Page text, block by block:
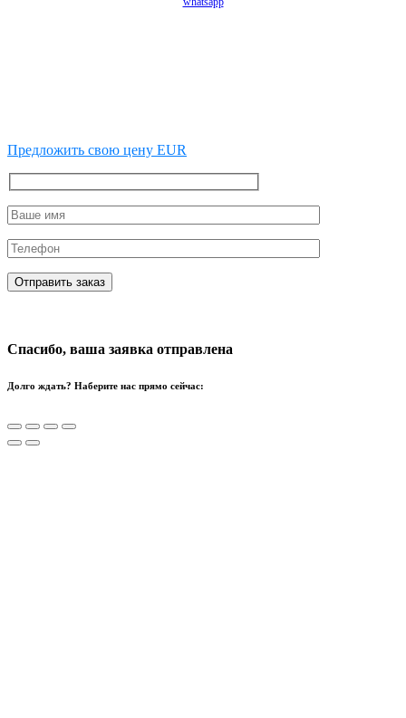
Предложить свою цену EUR
Спасибо, ваша заявка отправлена
Долго ждать? Наберите нас прямо сейчас: